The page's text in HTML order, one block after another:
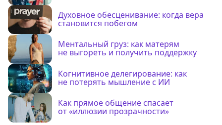
Духовное обесценивание: когда вера
становится побегом
Ментальный груз: как матерям
не выгореть и получить поддержку
Когнитивное делегирование: как
не потерять мышление с ИИ
Как прямое общение спасает
от «иллюзии прозрачности»